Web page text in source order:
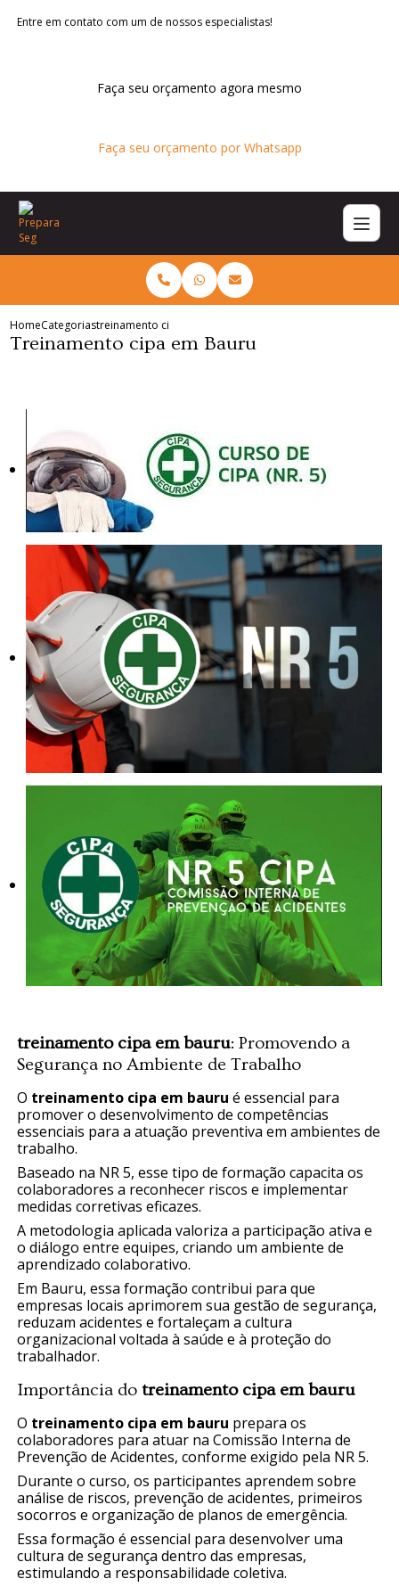
Entre em contato com um de nossos especialistas!
Faça seu orçamento agora mesmo
Faça seu orçamento por Whatsapp
HomeCategoriastreinamento cipa bauru
Treinamento cipa em Bauru
treinamento cipa em bauru: Promovendo a
Segurança no Ambiente de Trabalho
O treinamento cipa em bauru é essencial para
promover o desenvolvimento de competências
essenciais para a atuação preventiva em ambientes de
trabalho.
Baseado na NR 5, esse tipo de formação capacita os
colaboradores a reconhecer riscos e implementar
medidas corretivas eficazes.
A metodologia aplicada valoriza a participação ativa e
o diálogo entre equipes, criando um ambiente de
aprendizado colaborativo.
Em Bauru, essa formação contribui para que
empresas locais aprimorem sua gestão de segurança,
reduzam acidentes e fortaleçam a cultura
organizacional voltada à saúde e à proteção do
trabalhador.
Importância dotreinamento cipa em bauru
O treinamento cipa em bauru prepara os
colaboradores para atuar na Comissão Interna de
Prevenção de Acidentes, conforme exigido pela NR 5.
Durante o curso, os participantes aprendem sobre
análise de riscos, prevenção de acidentes, primeiros
socorros e organização de planos de emergência.
Essa formação é essencial para desenvolver uma
cultura de segurança dentro das empresas,
estimulando a responsabilidade coletiva.